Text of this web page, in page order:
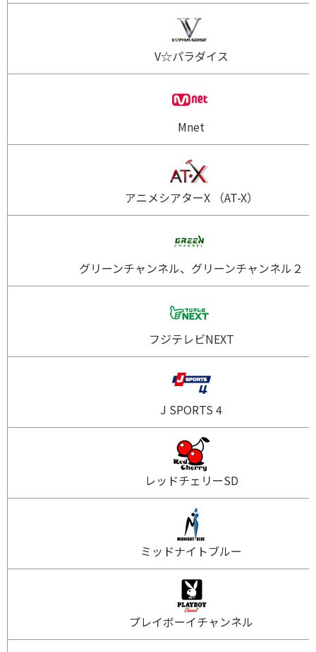
V☆パラダイス
Mnet
アニメシアターX （AT-X）
グリーンチャンネル、グリーンチャンネル２
フジテレビNEXT
J SPORTS 4
レッドチェリーSD
ミッドナイトブルー
プレイボーイチャンネル